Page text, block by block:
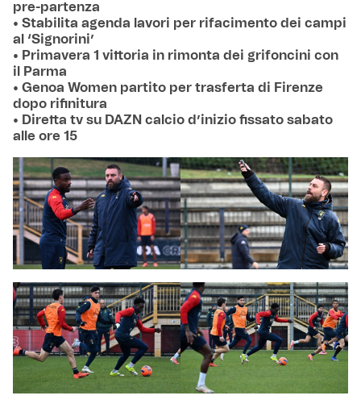
pre-partenza
• Stabilita agenda lavori per rifacimento dei campi
al ‘Signorini’
• Primavera 1 vittoria in rimonta dei grifoncini con
il Parma
• Genoa Women partito per trasferta di Firenze
dopo rifinitura
• Diretta tv su DAZN calcio d’inizio fissato sabato
alle ore 15